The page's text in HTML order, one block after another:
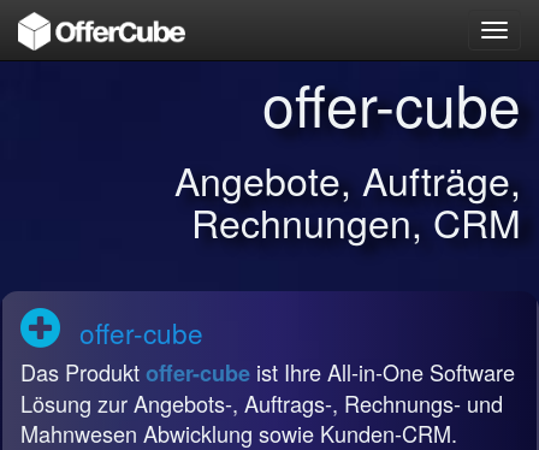
offer-cube
Angebote, Aufträge,
Rechnungen, CRM
offer-cube
Das Produktoffer-cube ist Ihre All-in-One Software
Lösung zur Angebots-, Auftrags-, Rechnungs- und
Mahnwesen Abwicklung sowie Kunden-CRM.